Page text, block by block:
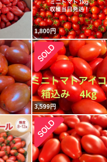
1,800円
3,599円